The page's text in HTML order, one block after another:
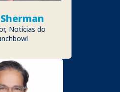
Notícias do